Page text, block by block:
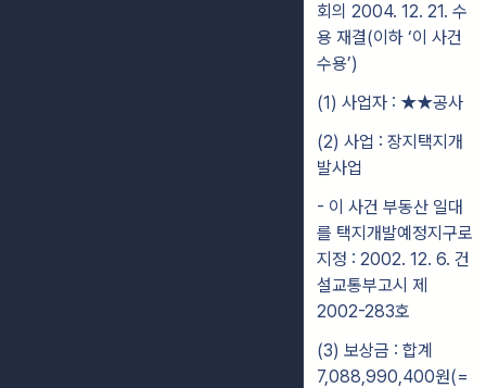
회의 2004. 12. 21. 수
용 재결(이하 ‘이 사건
수용’)
(1) 사업자 : ★★공사
(2) 사업 : 장지택지개
발사업
- 이 사건 부동산 일대
를 택지개발예정지구로
지정 : 2002. 12. 6. 건
설교통부고시 제
2002-283호
(3) 보상금 : 합계
7,088,990,400원(=